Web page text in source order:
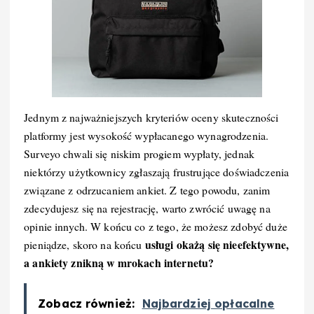
Jednym z najważniejszych kryteriów oceny skuteczności
platformy jest wysokość wypłacanego wynagrodzenia.
Surveyo chwali się niskim progiem wypłaty, jednak
niektórzy użytkownicy zgłaszają frustrujące doświadczenia
związane z odrzucaniem ankiet. Z tego powodu, zanim
zdecydujesz się na rejestrację, warto zwrócić uwagę na
opinie innych. W końcu co z tego, że możesz zdobyć duże
pieniądze, skoro na końcu usługi okażą się nieefektywne,
a ankiety znikną w mrokach internetu?
Zobacz również: Najbardziej opłacalne